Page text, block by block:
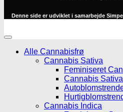
Denne side er udviklet i samarbejde
Alle Cannabisfrø
Cannabis Sativa
Feminiseret
Cannabis
Cannabis Indica